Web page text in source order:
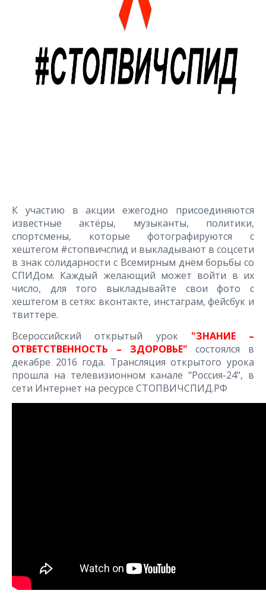
К участию в акции ежегодно присоединяются
известные актёры, музыканты, политики,
спортсмены, которые фотографируются с
хештегом #стопвичспид и выкладывают в соцсети
в знак солидарности с Всемирным днём борьбы со
СПИДом. Каждый желающий может войти в их
число, для того выкладывайте свои фото с
хештегом в сетях: вконтакте, инстаграм, фейсбук и
твиттере.
Всероссийский открытый урок "ЗНАНИЕ –
ОТВЕТСТВЕННОСТЬ – ЗДОРОВЬЕ" состоялся в
декабре 2016 года. Трансляция открытого урока
прошла на телевизионном канале "Россия-24", в
сети Интернет на ресурсе СТОПВИЧСПИД.РФ